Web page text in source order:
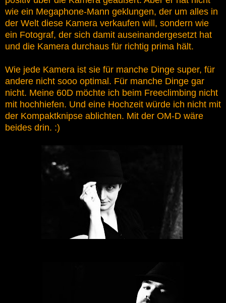
wie ein Megaphone-Mann geklungen, der um alles in
der Welt diese Kamera verkaufen will, sondern wie
ein Fotograf, der sich damit auseinandergesetzt hat
und die Kamera durchaus für richtig prima hält.
Wie jede Kamera ist sie für manche Dinge super, für
andere nicht sooo optimal. Für manche Dinge gar
nicht. Meine 60D möchte ich beim Freeclimbing nicht
mit hochhiefen. Und eine Hochzeit würde ich nicht mit
der Kompaktknipse ablichten. Mit der OM-D wäre
beides drin. :)